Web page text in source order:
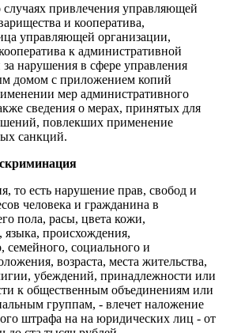
привлечения управляющей
и кооператива,
управляющей организации,
к административной
за нарушения в сфере управления
домом с приложением копий
мер административного
сведения о мерах, принятых для
повлекших применение
санкций.
то есть нарушение прав, свобод и
человека и гражданина в
пола, расы, цвета кожи,
языка, происхождения,
семейного, социального и
возраста, места жительства,
убеждений, принадлежности или
к общественным объединениям или
группам, - влечет наложение
штрафа на на юридических лиц - от